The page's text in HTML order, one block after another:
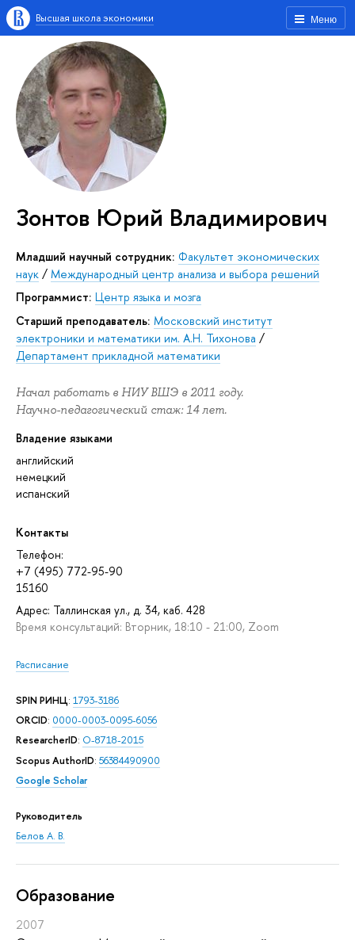
Меню
Высшая школа экономики
Зонтов Юрий Владимирович
Младший научный сотрудник: Факультет экономических
наук / Международный центр анализа и выбора решений
Программист: Центр языка и мозга
Старший преподаватель: Московский институт
электроники и математики им. А.Н. Тихонова /
Департамент прикладной математики
Начал работать в НИУ ВШЭ в 2011 году.
Научно-педагогический стаж: 14 лет.
Владение языками
английский
немецкий
испанский
Контакты
Телефон:
+7 (495) 772-95-90
15160
Адрес: Таллинская ул., д. 34, каб. 428
Время консультаций: Вторник, 18:10 - 21:00, Zoom
Расписание
SPIN РИНЦ: 1793-3186
ORCID: 0000-0003-0095-6056
ResearcherID: O-8718-2015
Scopus AuthorID: 56384490900
Google Scholar
Руководитель
Белов А. В.
Oбразование
2007